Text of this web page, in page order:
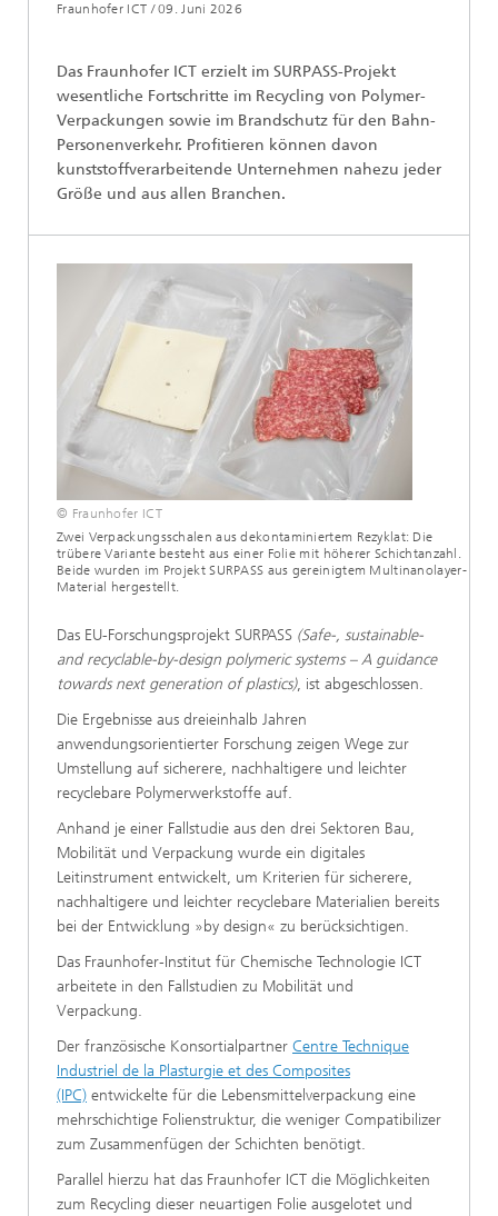
Fraunhofer ICT / 09. Juni 2026
Das Fraunhofer ICT erzielt im SURPASS-Projekt
wesentliche Fortschritte im Recycling von Polymer-
Verpackungen sowie im Brandschutz für den Bahn-
Personenverkehr. Profitieren können davon
kunststoffverarbeitende Unternehmen nahezu jeder
Größe und aus allen Branchen.
© Fraunhofer ICT
Zwei Verpackungsschalen aus dekontaminiertem Rezyklat: Die
trübere Variante besteht aus einer Folie mit höherer Schichtanzahl.
Beide wurden im Projekt SURPASS aus gereinigtem Multinanolayer-
Material hergestellt.
Das EU-Forschungsprojekt SURPASS (Safe-, sustainable-
and recyclable-by-design polymeric systems – A guidance
towards next generation of plastics), ist abgeschlossen.
Die Ergebnisse aus dreieinhalb Jahren
anwendungsorientierter Forschung zeigen Wege zur
Umstellung auf sicherere, nachhaltigere und leichter
recyclebare Polymerwerkstoffe auf.
Anhand je einer Fallstudie aus den drei Sektoren Bau,
Mobilität und Verpackung wurde ein digitales
Leitinstrument entwickelt, um Kriterien für sicherere,
nachhaltigere und leichter recyclebare Materialien bereits
bei der Entwicklung »by design« zu berücksichtigen.
Das Fraunhofer-Institut für Chemische Technologie ICT
arbeitete in den Fallstudien zu Mobilität und
Verpackung.
Der französische Konsortialpartner Centre Technique
Industriel de la Plasturgie et des Composites
(IPC) entwickelte für die Lebensmittelverpackung eine
mehrschichtige Folienstruktur, die weniger Compatibilizer
zum Zusammenfügen der Schichten benötigt.
Parallel hierzu hat das Fraunhofer ICT die Möglichkeiten
zum Recycling dieser neuartigen Folie ausgelotet und